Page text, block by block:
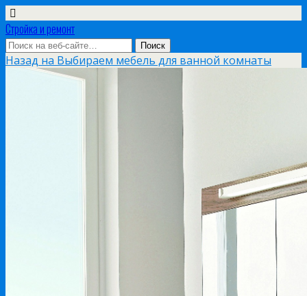
Стройка и ремонт
Назад на Выбираем мебель для ванной комнаты